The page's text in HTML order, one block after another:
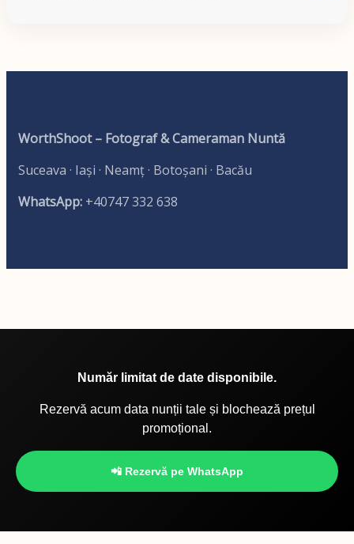
WorthShoot – Fotograf & Cameraman Nuntă
Suceava · Iași · Neamț · Botoșani · Bacău
WhatsApp: +40747 332 638
Număr limitat de date disponibile.
Rezervă acum data nunții tale și blochează prețul
promoțional.
📲 Rezervă pe WhatsApp